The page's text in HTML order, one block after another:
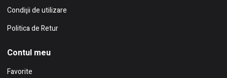
Condiţii de utilizare
Politica de Retur
Contul meu
Favorite